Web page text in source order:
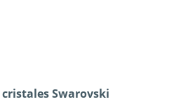
Swarovski